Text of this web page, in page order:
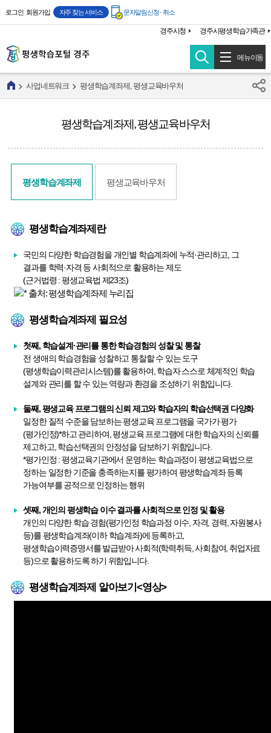
본문 바로가기
주메뉴 바로가기
경주시청 경주시평생학습가족관
로그인 회원가입 자주 찾는 서비스 문자알림신청 · 취소
메뉴이동
평생학습계좌제, 평생교육바우처
사업네트워크 평생학습계좌제, 평생교육바우처
평생학습계좌제 평생교육바우처
평생학습계좌제란
국민의 다양한 학습경험을 개인별 학습계좌에 누적·관리하고, 그
결과를 학력·자격 등 사회적으로 활용하는 제도
(근거법령 : 평생교육법 제23조)
* 출처: 평생학습계좌제 누리집
평생학습계좌제 필요성
첫째, 학습설계·관리를 통한 학습경험의 성찰 및 통찰
전 생애의 학습경험을 성찰하고 통찰할 수 있는 도구
(평생학습이력관리시스템)를 활용하여, 학습자 스스로 체계적인 학습
설계와 관리를 할 수 있는 역량과 환경을 조성하기 위함입니다.
둘째, 평생교육 프로그램의 신뢰 제고와 학습자의 학습선택권 다양화
일정한 질적 수준을 담보하는 평생교육 프로그램을 국가가 평가
(평가인정)*하고 관리하여, 평생교육 프로그램에 대한 학습자의 신뢰를
제고하고, 학습선택권의 안정성을 담보하기 위함입니다.
*평가인정 : 평생교육기관에서 운영하는 학습과정이 평생교육법으로
정하는 일정한 기준을 충족하는지를 평가하여 평생학습계좌 등록
가능여부를 공적으로 인정하는 행위
셋째, 개인의 평생학습 이수 결과를 사회적으로 인정 및 활용
개인의 다양한 학습 경험(평가인정 학습과정 이수, 자격, 경력, 자원봉사
등)를 평생학습계좌(이하 학습계좌)에 등록하고,
평생학습이력증명서를 발급받아 사회적(학력취득, 사회참여, 취업자료
등)으로 활용하도록 하기 위함입니다.
평생학습계좌제 알아보기<영상>